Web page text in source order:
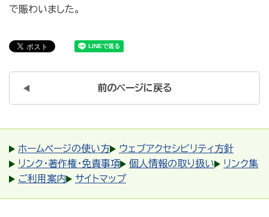
で賑わいました。
前のページに戻る
ホームページの使い方
ウェブアクセシビリティ方針
リンク・著作権・免責事項
個人情報の取り扱い
リンク集
ご利用案内
サイトマップ